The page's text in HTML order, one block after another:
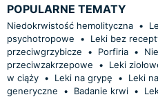
POPULARNE TEMATY
Niedokrwistość hemolityczna •
psychotropowe
• Leki bez
przeciwgrzybicze
• Porfiria •
przeciwzakrzepowe
• Leki
w ciąży • Leki na grypę • Leki
generyczne
• Badanie krwi •